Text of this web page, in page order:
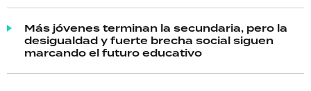
Más jóvenes terminan la secundaria, pero la
desigualdad y fuerte brecha social siguen
marcando el futuro educativo